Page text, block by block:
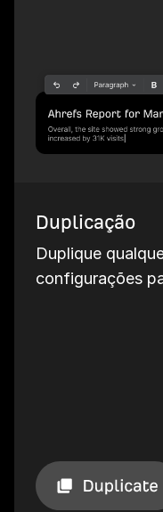
Duplicação
Duplique
configurações